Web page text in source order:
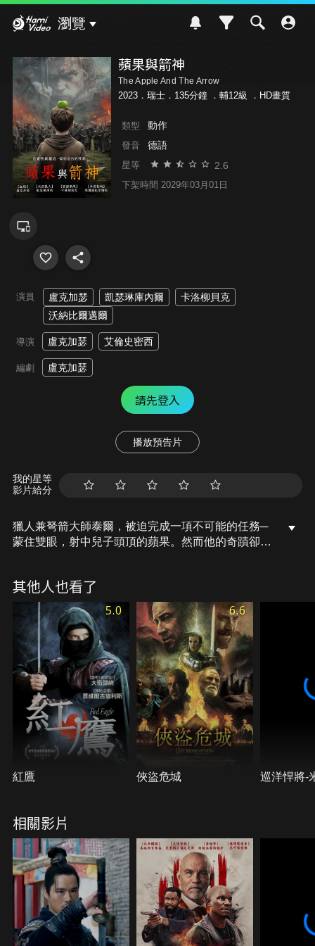
瀏覽
蘋果與箭神
The Apple And The Arrow
2023．瑞士．135分鐘 ． 輔12級 ．HD畫質
類型 動作
發音 德語
星等 2.6
下架時間 2029年03月01日
演員 盧克加瑟 凱瑟琳庫內爾
卡洛柳貝克
沃納比爾邁爾
導演 盧克加瑟 艾倫史密西
編劇 盧克加瑟
請先登入
播放預告片
我的星等
影片給分
獵人兼弩箭大師泰爾，被迫完成一項不可能的任務─
蒙住雙眼，射中兒子頭頂的蘋果。然而他的奇蹟卻引
獄，最初的私人恩怨最後演變成一場全面的遊擊戰，
泰爾率領隊伍伏擊巡邏隊，奪取被竊武器，團結民眾
為自由而戰。
其他人也看了
5.0
紅鷹
6.6
俠盜危城 巡洋悍將-
相關影片